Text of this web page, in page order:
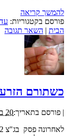
להמשך קריאה
פורסם בקטגוריות:
הבית | השאר תגובה
כשתורם
| פורסם בתאריך:20 בפברואר 2013